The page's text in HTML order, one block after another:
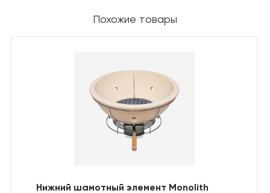
Похожие товары
Нижний шамотный элемент Monolith